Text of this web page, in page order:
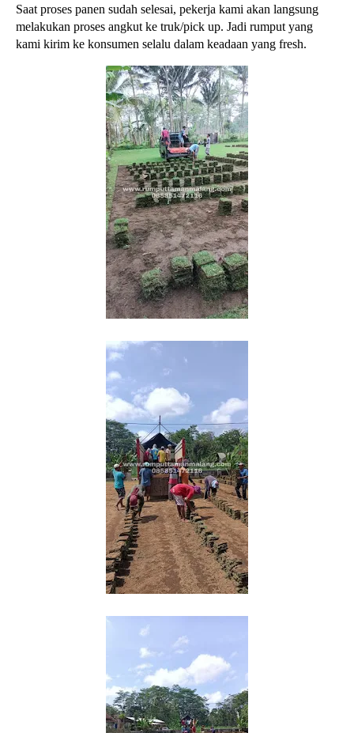
Saat proses panen sudah selesai, pekerja kami akan langsung
melakukan proses angkut ke truk/pick up. Jadi rumput yang
kami kirim ke konsumen selalu dalam keadaan yang fresh.